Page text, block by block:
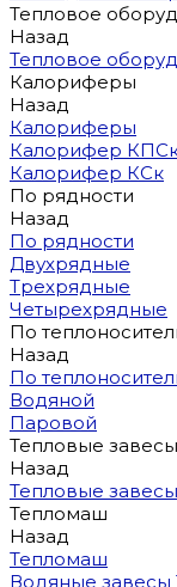
Тепловое
Назад
Тепловое
Калориферы
Назад
Калориферы
Калорифер
Калорифер КСк
По рядности
Назад
По рядности
Двухрядные
Трехрядные
Четырехрядные
По
Назад
По
Водяной
Паровой
Тепловые завесы
Назад
Тепловые завесы
Тепломаш
Назад
Тепломаш
Водяные